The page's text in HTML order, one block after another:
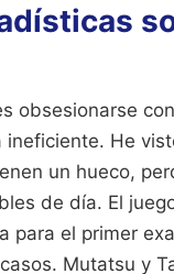
obsesionarse
He
un hueco,
de día. El
para el primer
Mutatsu y